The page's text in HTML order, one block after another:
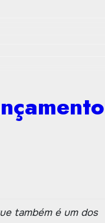
também é um dos